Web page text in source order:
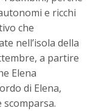
e ricchi
che
nell’isola della
a partire
Elena
di Elena,